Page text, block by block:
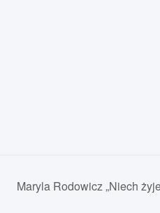
Maryla Rodowicz „Niech